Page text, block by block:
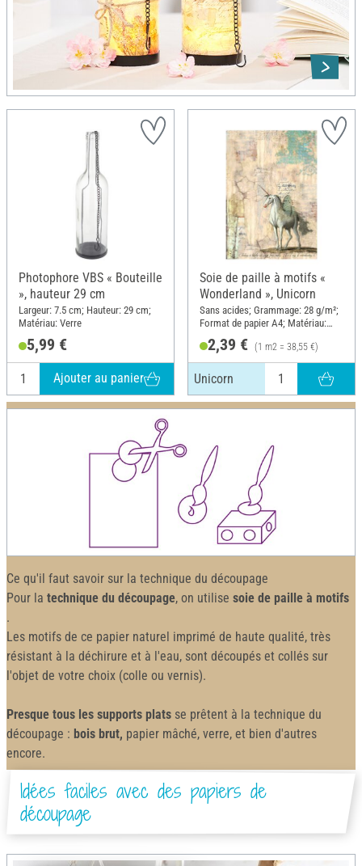
Photophore VBS « Bouteille
», hauteur 29 cm
Largeur: 7.5 cm; Hauteur: 29 cm;
Matériau: Verre
5,99 €
Ajouter au panier
Soie de paille à motifs «
Wonderland », Unicorn
Sans acides; Grammage: 28 g/m²;
Format de papier A4; Matériau:
2,39 € (1 m2 = 38,55 €)
Unicorn
Ce qu'il faut savoir sur la technique du découpage
Pour la technique du découpage, on utilise soie de paille à motifs
.
Les motifs de ce papier naturel imprimé de haute qualité, très
résistant à la déchirure et à l'eau, sont découpés et collés sur
l'objet de votre choix (colle ou vernis).
Presque tous les supports plats se prêtent à la technique du
découpage : bois brut, papier mâché, verre, et bien d'autres
encore.
Idées faciles avec des papiers de
découpage